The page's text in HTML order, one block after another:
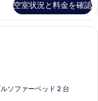
空室状況と料金を確認
ースルーム 禁煙 | セーフティボ
ソファーベッド 2 台